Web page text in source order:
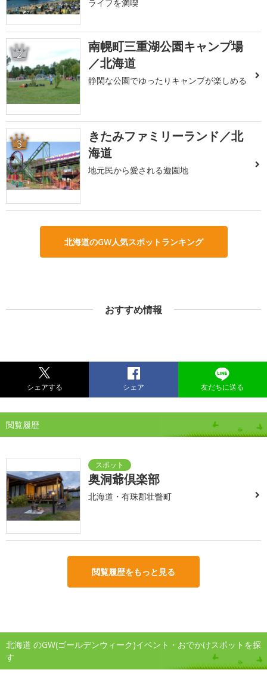
ライフを満喫
2
南幌町三重湖公園キャンプ場
／北海道
静閑な公園でゆったりキャンプが楽しめる
3
きたみファミリーランド／北
海道
地元民から愛される遊園地
北海道のGW人気スポットランキング
おすすめ情報
シェアする シェア 友だちに送る
閲覧履歴
奥洞爺倶楽部
北海道・有珠郡壮瞥町
閲覧履歴をもっと見る
北海道 のGW(ゴールデンウィーク)イベント・おでかけスポットを探
す